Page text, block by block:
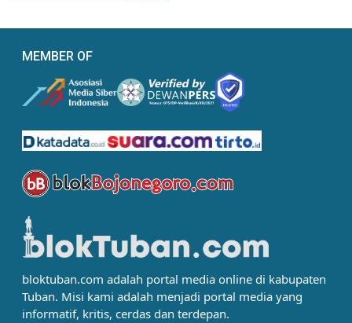
MEMBER OF
bloktuban.com adalah portal media online di kabupaten
Tuban. Misi kami adalah menjadi portal media yang
informatif, kritis, cerdas dan terdepan.